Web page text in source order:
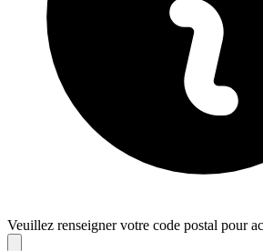
Veuillez renseigner votre code postal pour